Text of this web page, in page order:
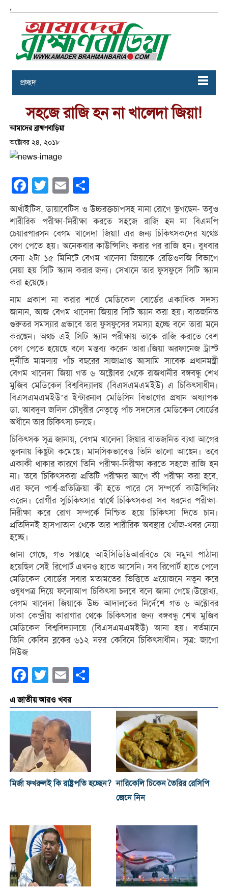
,
প্রচ্ছদ
সহজে রাজি হন না খালেদা জিয়া!
আমাদের ব্রাহ্মণবাড়িয়া
অক্টোবর ২৪, ২০১৮
Facebook
Twitter Email
আর্থাইটিস, ডায়াবেটিস ও উচ্চরক্তচাপসহ নানা রোগে ভুগছেন- তবুও
শারীরিক পরীক্ষা-নিরীক্ষা করতে সহজে রাজি হন না বিএনপি
চেয়ারপারসন বেগম খালেদা জিয়া! এর জন্য চিকিৎসকদের যথেষ্ট
বেগ পেতে হয়। অনেকবার কাউন্সিলিং করার পর রাজি হন। বুধবার
বেলা ২টা ১৫ মিনিটে বেগম খালেদা জিয়াকে রেডিওলজি বিভাগে
নেয়া হয় সিটি স্ক্যান করার জন্য। সেখানে তার ফুসফুসে সিটি স্ক্যান
করা হয়েছে।
নাম প্রকাশ না করার শর্তে মেডিকেল বোর্ডের একাধিক সদস্য
জানান, আজ বেগম খালেদা জিয়ার সিটি স্ক্যান করা হয়। বাতজনিত
গুরুতর সমস্যার প্রভাবে তার ফুসফুসের সমস্যা হচ্ছে বলে তারা মনে
করছেন। অথচ এই সিটি স্ক্যান পরীক্ষায় তাকে রাজি করাতে বেশ
বেগ পেতে হয়েছে বলে মন্তব্য করেন তারা।জিয়া অরফানেজ ট্রাস্ট
দুর্নীতি মামলায় পাঁচ বছরের সাজাপ্রাপ্ত আসামি সাবেক প্রধানমন্ত্রী
বেগম খালেদা জিয়া গত ৬ অক্টোবর থেকে রাজধানীর বঙ্গবন্ধু শেখ
মুজিব মেডিকেল বিশ্ববিদ্যালয় (বিএসএমএমইউ) এ চিকিৎসাধীন।
বিএসএমএমইউ’র ইন্টারনাল মেডিসিন বিভাগের প্রধান অধ্যাপক
ডা. আবদুল জলিল চৌধুরীর নেতৃত্বে পাঁচ সদস্যের মেডিকেল বোর্ডের
অধীনে তার চিকিৎসা চলছে।
চিকিৎসক সূত্র জানায়, বেগম খালেদা জিয়ার বাতজনিত ব্যথা আগের
তুলনায় কিছুটা কমেছে। মানসিকভাবেও তিনি ভালো আছেন। তবে
একাকী থাকার কারণে তিনি পরীক্ষা-নিরীক্ষা করতে সহজে রাজি হন
না। তবে চিকিৎসকরা প্রতিটি পরীক্ষার আগে কী পরীক্ষা করা হবে,
এর ফলে পার্শ্ব-প্রতিক্রিয়া কী হতে পারে সে সম্পর্কে কাউন্সিলিং
করেন। রোগীর সুচিকিৎসার স্বার্থে চিকিৎসকরা সব ধরনের পরীক্ষা-
নিরীক্ষা করে রোগ সম্পর্কে নিশ্চিত হয়ে চিকিৎসা দিতে চান।
প্রতিদিনই হাসপাতাল থেকে তার শারীরিক অবস্থার খোঁজ-খবর নেয়া
হচ্ছে।
জানা গেছে, গত সপ্তাহে আইসিডিডিআরবিতে যে নমুনা পাঠানা
হয়েছিল সেই রিপোর্ট এখনও হাতে আসেনি। সব রিপোর্ট হাতে পেলে
মেডিকেল বোর্ডের সবার মতামতের ভিত্তিতে প্রয়োজনে নতুন করে
ওষুধপত্র দিয়ে ফলোআপ চিকিৎসা চলবে বলে জানা গেছে।উল্লেখ্য,
বেগম খালেদা জিয়াকে উচ্চ আদালতের নির্দেশে গত ৬ অক্টোবর
ঢাকা কেন্দ্রীয় কারাগার থেকে চিকিৎসার জন্য বঙ্গবন্ধু শেখ মুজিব
মেডিকেল বিশ্ববিদ্যালয়ে (বিএসএমএমইউ) আনা হয়। বর্তমানে
তিনি কেবিন ব্লকের ৬১২ নম্বর কেবিনে চিকিৎসাধীন। সূত্র: জাগো
নিউজ
Facebook
Twitter Email
এ জাতীয় আরও খবর
মির্জা ফখরুলই কি রাষ্ট্রপতি হচ্ছেন? নারিকেলি চিকেন তৈরির রেসিপি
জেনে নিন